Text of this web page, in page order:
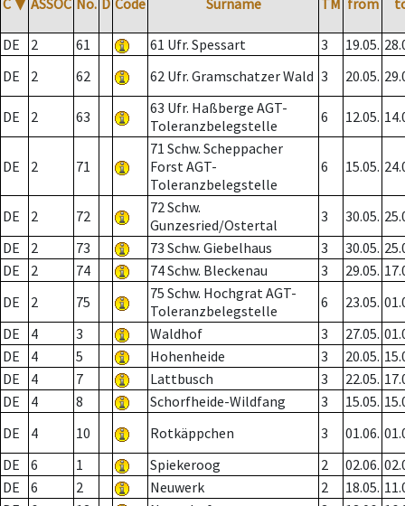
C ▼ ASSOC No. D Code Surname TM from
DE 2 61 61 Ufr. Spessart 3 19.05.
DE
2 62 62 Ufr. Gramschatzer Wald 3 20.05.
DE 2 63
63 Ufr. Haßberge AGT-
Toleranzbelegstelle
6 12.05.
DE 2 71
71 Schw. Scheppacher
Forst AGT-
Toleranzbelegstelle
6 15.05.
DE 2 72
72 Schw.
Gunzesried/Ostertal
3 30.05.
DE
2 73 73 Schw. Giebelhaus 3 30.05.
DE
2 74 74 Schw. Bleckenau 3 29.05.
DE
2 75
75 Schw. Hochgrat AGT-
Toleranzbelegstelle
6 23.05.
DE
4 3 Waldhof 3 27.05.
DE
4 5 Hohenheide 3 20.05.
DE
4 7 Lattbusch 3 22.05.
DE
4 8 Schorfheide-Wildfang 3 15.05.
DE
4 10 Rotkäppchen 3 01.06.
DE
6 1 Spiekeroog 2 02.06.
DE
6 2 Neuwerk 2 18.05.